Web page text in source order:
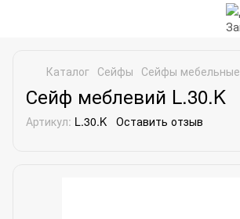
Каталог Сейфы Сейфы мебельные
Сейф меблевий L.30.K
Артикул: L.30.K Оставить отзыв